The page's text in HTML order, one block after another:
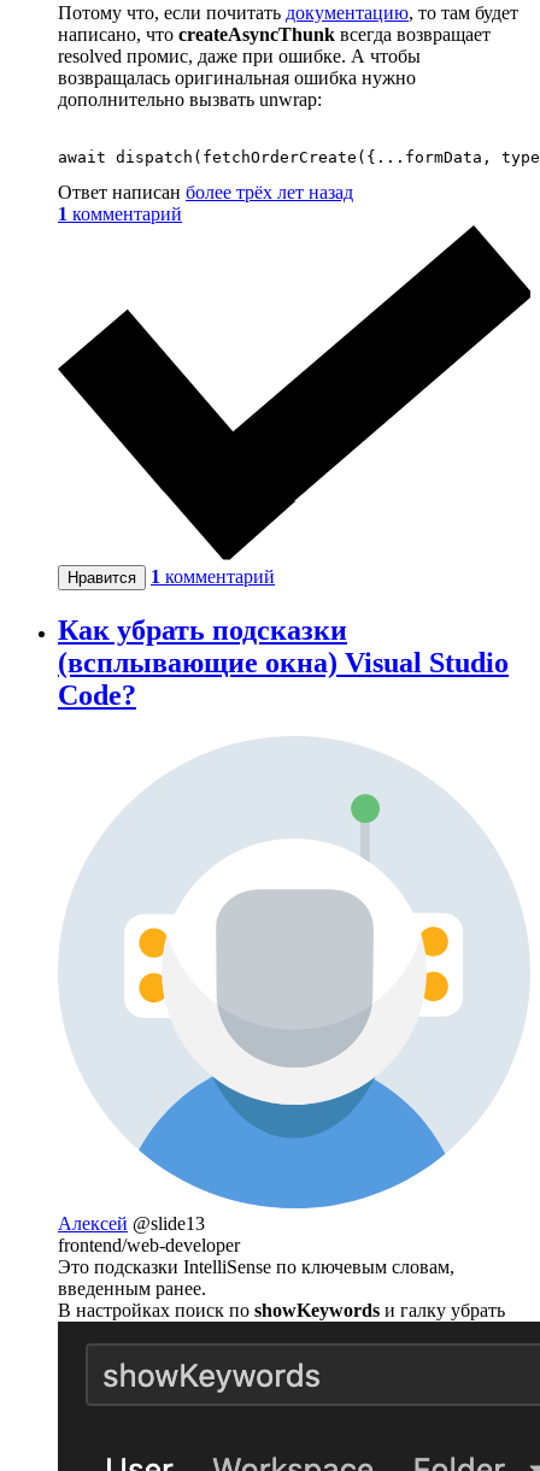
Потому что, если почитать документацию, то там будет
написано, что createAsyncThunk всегда возвращает
resolved промис, даже при ошибке. А чтобы
возвращалась оригинальная ошибка нужно
дополнительно вызвать unwrap:
await dispatch(fetchOrderCreate({...formData,
Ответ написан более трёх лет назад
1 комментарий
Нравится 1 комментарий
Как убрать подсказки
(всплывающие окна) Visual Studio
Code?
Алексей @slide13
frontend/web-developer
Это подсказки IntelliSense по ключевым словам,
введенным ранее.
В настройках поиск по showKeywords и галку убрать